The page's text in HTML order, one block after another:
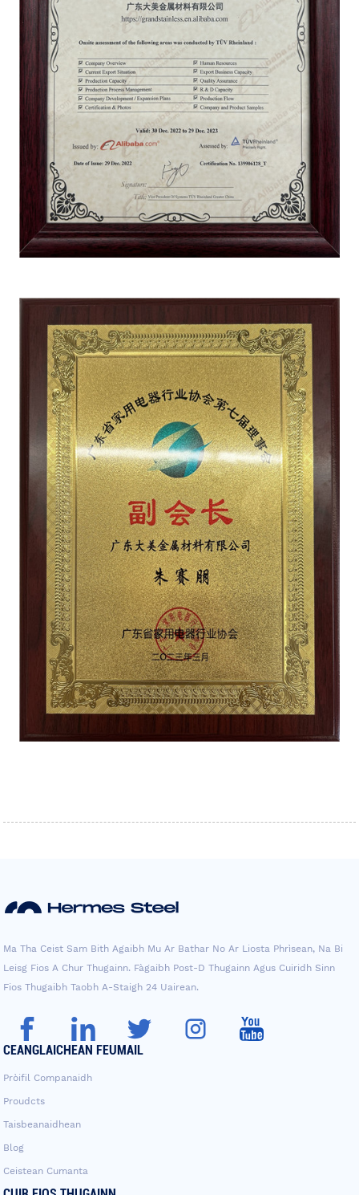
Ma Tha Ceist Sam Bith Agaibh Mu Ar Bathar No Ar Liosta Phrìsean, Na Bi
Leisg Fios A Chur Thugainn. Fàgaibh Post-D Thugainn Agus Cuiridh Sinn
Fios Thugaibh Taobh A-Staigh 24 Uairean.
CEANGLAICHEAN FEUMAIL
Pròifil Companaidh
Proudcts
Taisbeanaidhean
Blog
Ceistean Cumanta